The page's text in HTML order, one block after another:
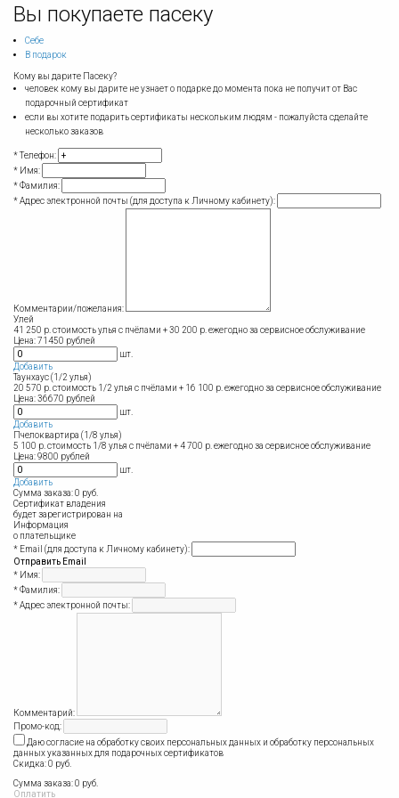
Вы покупаете пасеку
Себе
В подарок
Кому вы дарите Пасеку?
человек кому вы дарите не узнает о подарке до момента пока не получит от Вас
подарочный сертификат
если вы хотите подарить сертификаты нескольким людям - пожалуйста сделайте
несколько заказов
* Телефон:
* Имя:
* Фамилия:
* Адрес электронной почты (для доступа к Личному кабинету):
Комментарии/пожелания:
Улей
41 250 р. стоимость улья с пчёлами + 30 200 р. ежегодно за сервисное обслуживание
Цена: 71450 рублей
шт.
Добавить
Таунхаус (1/2 улья)
20 570 р. стоимость 1/2 улья с пчёлами + 16 100 р. ежегодно за сервисное обслуживание
Цена: 36670 рублей
шт.
Добавить
Пчелоквартира (1/8 улья)
5 100 р. стоимость 1/8 улья с пчёлами + 4 700 р. ежегодно за сервисное обслуживание
Цена: 9800 рублей
шт.
Добавить
Сумма заказа:0 руб.
Сертификат владения
будет зарегистрирован на
Информация
о плательщике
* Email (для доступа к Личному кабинету):
Отправить Email
* Имя:
* Фамилия:
* Адрес электронной почты:
Комментарий:
Промо-код:
Даю согласие на обработку своих персональных данных и обработку персональных
данных указанных для подарочных сертификатов
Скидка:0 руб.
Сумма заказа:0 руб.
Оплатить